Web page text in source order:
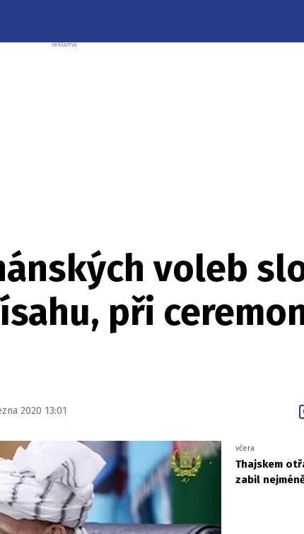
voleb
při
2020 13:01
včera
Thajskem
zabil